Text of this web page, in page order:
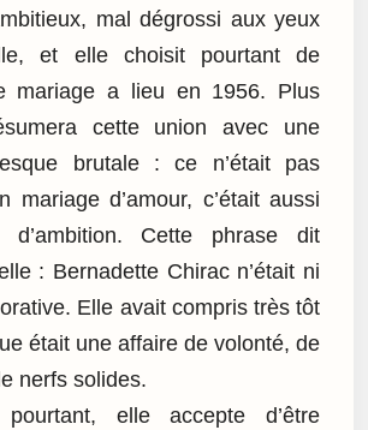
mal dégrossi aux yeux
et elle choisit pourtant de
mariage a lieu en 1956. Plus
cette union avec une
brutale : ce n’était pas
mariage d’amour, c’était aussi
d’ambition. Cette phrase dit
: Bernadette Chirac n’était ni
Elle avait compris très tôt
était une affaire de volonté, de
nerfs solides.
pourtant, elle accepte d’être